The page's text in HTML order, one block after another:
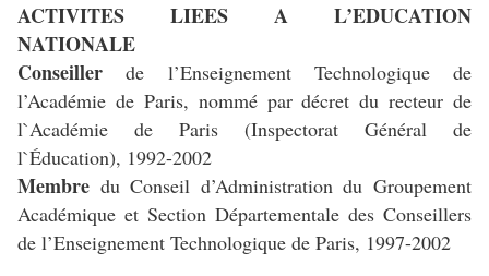
ACTIVITES LIEES A L’EDUCATION
NATIONALE
Conseillerde l’Enseignement Technologique de
l’Académie de Paris, nommé par décret du recteur de
l`Académie de Paris (Inspectorat Général de
l`Éducation), 1992-2002
Membre du Conseil d’Administration du Groupement
Académique et Section Départementale des Conseillers
de l’Enseignement Technologique de Paris, 1997-2002